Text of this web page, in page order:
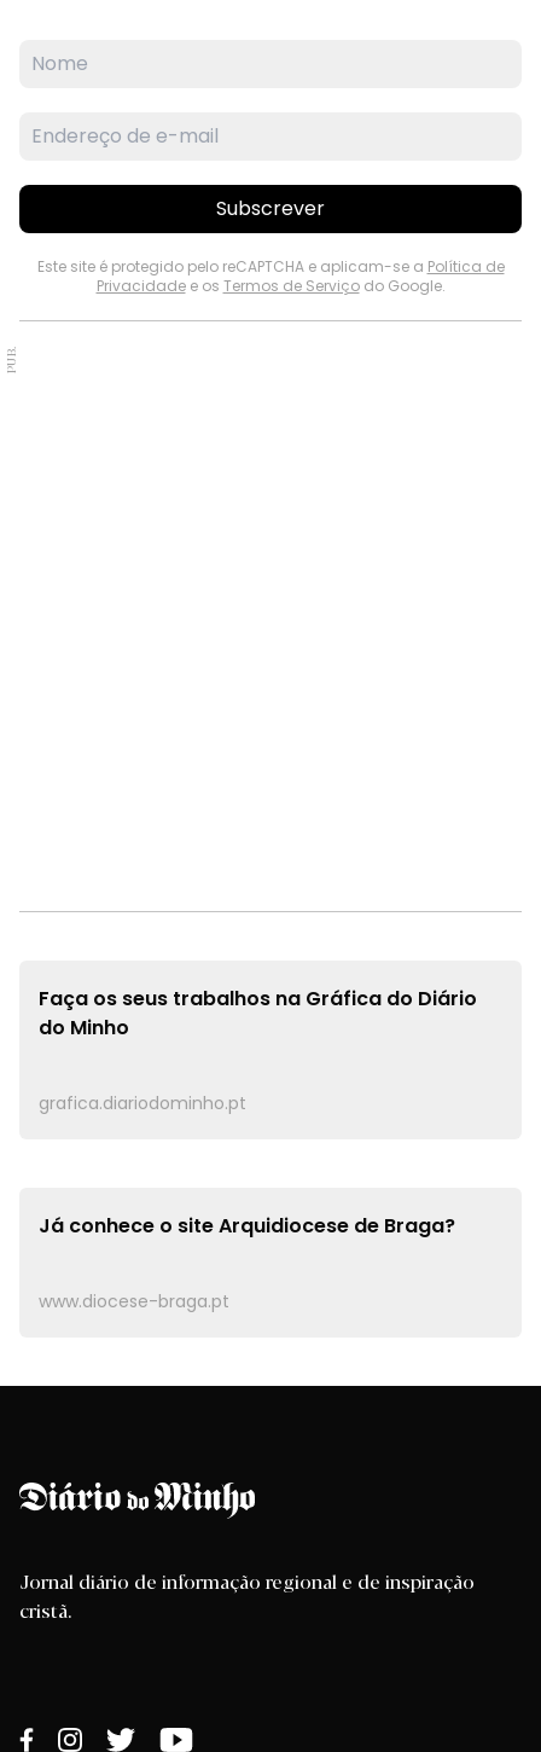
Subscrever
Este site é protegido pelo reCAPTCHA e aplicam-se a Política de
Privacidadee os Termos de Serviçodo Google.
PUB.
Faça os seus trabalhos na Gráfica do Diário
do Minho
grafica.diariodominho.pt
Já conhece o siteArquidiocese de Braga?
www.diocese-braga.pt
Jornal diário de informação regional e de inspiração
cristã.